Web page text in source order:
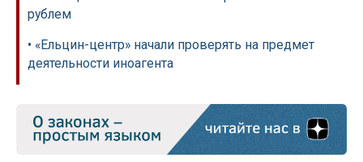
рублем
• «Ельцин-центр» начали проверять на предмет
деятельности иноагента